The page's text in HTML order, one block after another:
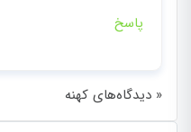
پاسخ
« دیدگاه‌های کهنه